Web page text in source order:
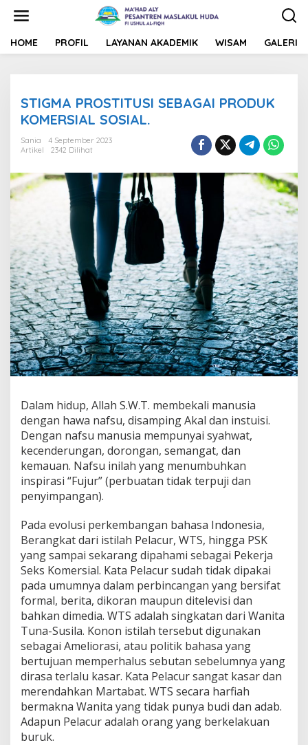
t
HOME PROFIL LAYANAN AKADEMIK WISAM GALERI
STIGMA PROSTITUSI SEBAGAI PRODUK
KOMERSIAL SOSIAL.
Sania
4 September 2023
Artikel
2342 Dilihat
Dalam hidup, Allah S.W.T. membekali manusia
dengan hawa nafsu, disamping Akal dan instuisi.
Dengan nafsu manusia mempunyai syahwat,
kecenderungan, dorongan, semangat, dan
kemauan. Nafsu inilah yang menumbuhkan
inspirasi “Fujur” (perbuatan tidak terpuji dan
penyimpangan).
Pada evolusi perkembangan bahasa Indonesia,
Berangkat dari istilah Pelacur, WTS, hingga PSK
yang sampai sekarang dipahami sebagai Pekerja
Seks Komersial. Kata Pelacur sudah tidak dipakai
pada umumnya dalam perbincangan yang bersifat
formal, berita, dikoran maupun ditelevisi dan
bahkan dimedia. WTS adalah singkatan dari Wanita
Tuna-Susila. Konon istilah tersebut digunakan
sebagai Ameliorasi, atau politik bahasa yang
bertujuan memperhalus sebutan sebelumnya yang
dirasa terlalu kasar. Kata Pelacur sangat kasar dan
merendahkan Martabat. WTS secara harfiah
bermakna Wanita yang tidak punya budi dan adab.
Adapun Pelacur adalah orang yang berkelakuan
buruk.